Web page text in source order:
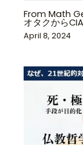
From Math
オタクから
April 8, 2024